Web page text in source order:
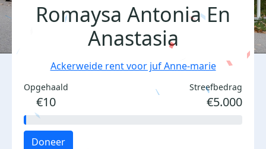
Romaysa Antonia En
Anastasia
Ackerweide rent voor juf Anne-marie
Opgehaald
€10
Streefbedrag
€5.000
Doneer